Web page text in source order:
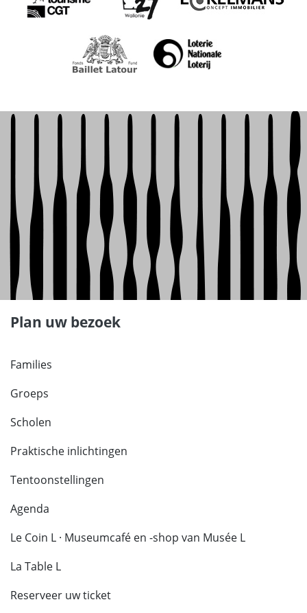
Plan uw bezoek
Families
Groeps
Scholen
Praktische inlichtingen
Tentoonstellingen
Agenda
Le Coin L · Museumcafé en -shop van Musée L
La Table L
Reserveer uw ticket